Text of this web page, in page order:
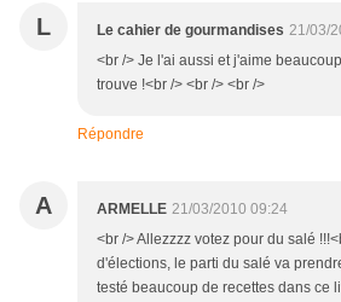
L Le cahier de gourmandises 21/03/
<br /> Je l'ai aussi et j'aime
trouve !<br /> <br /> <br />
Répondre
A ARMELLE 21/03/2010 09:24
<br /> Allezzzz votez pour du salé
d'élections, le parti du salé va
testé beaucoup de recettes dans ce